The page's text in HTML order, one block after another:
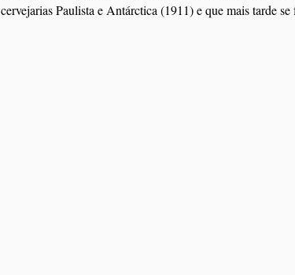
cervejarias Paulista e Antárctica (1911) e que mais tarde